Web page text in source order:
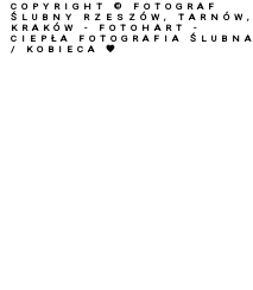
COPYRIGHT ©
FOTOGRAF
ŚLUBNY RZESZÓW, TARNÓW,
KRAKÓW - FOTOHART -
CIEPŁA FOTOGRAFIA ŚLUBNA
/ KOBIECA 🧡